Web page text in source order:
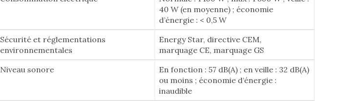
40 W (en moyenne) ; économie
d’énergie : < 0,5 W
Sécurité et réglementations
environnementales
Energy Star, directive CEM,
marquage CE, marquage GS
Niveau sonore
En fonction : 57 dB(A) ; en veille : 32 dB(A)
ou moins ; économie d’énergie :
inaudible